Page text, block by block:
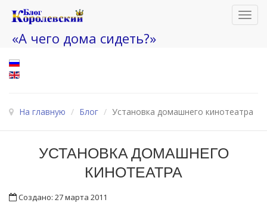
«А чего дома сидеть?»
На главную / Блог / Установка домашнего кинотеатра
УСТАНОВКА ДОМАШНЕГО
КИНОТЕАТРА
Создано: 27 марта 2011